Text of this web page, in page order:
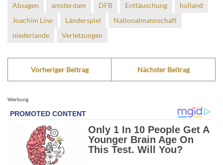
Absagen amsterdam DFB Enttäuschung
holland
Joachim Löw
Länderspiel
Nationalmannschaft
niederlande
Verletzungen
Vorheriger Beitrag Nächster Beitrag
Werbung